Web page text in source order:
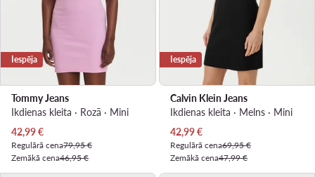
Iespēja
Tommy Jeans
Ikdienas kleita · Rozā · Mini
Pašreizējā cena
42,99€
Regulārā cena79,95 €
Zemākā cena46,95 €
Iespēja
Calvin Klein Jeans
Ikdienas kleita · Melns · Mini
Pašreizējā cena
42,99€
Regulārā cena69,95 €
Zemākā cena47,99 €